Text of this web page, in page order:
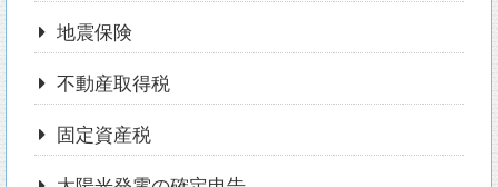
地震保険
不動産取得税
固定資産税